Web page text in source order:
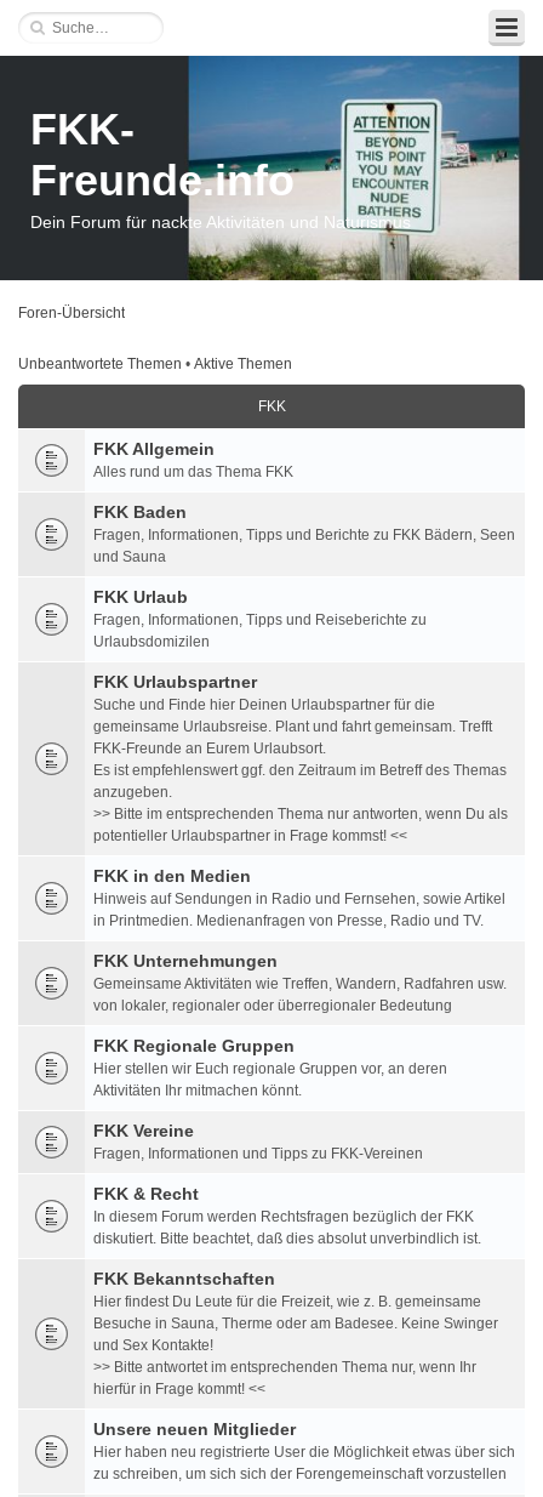
FKK-
Freunde.info
Dein Forum für nackte Aktivitäten und Naturismus
Foren-Übersicht
Unbeantwortete Themen • Aktive Themen
FKK
FKK Allgemein
Alles rund um das Thema FKK
FKK Baden
Fragen, Informationen, Tipps und Berichte zu FKK Bädern, Seen
und Sauna
FKK Urlaub
Fragen, Informationen, Tipps und Reiseberichte zu
Urlaubsdomizilen
FKK Urlaubspartner
Suche und Finde hier Deinen Urlaubspartner für die
gemeinsame Urlaubsreise. Plant und fahrt gemeinsam. Trefft
FKK-Freunde an Eurem Urlaubsort.
Es ist empfehlenswert ggf. den Zeitraum im Betreff des Themas
anzugeben.
>> Bitte im entsprechenden Thema nur antworten, wenn Du als
potentieller Urlaubspartner in Frage kommst! <<
FKK in den Medien
Hinweis auf Sendungen in Radio und Fernsehen, sowie Artikel
in Printmedien. Medienanfragen von Presse, Radio und TV.
FKK Unternehmungen
Gemeinsame Aktivitäten wie Treffen, Wandern, Radfahren usw.
von lokaler, regionaler oder überregionaler Bedeutung
FKK Regionale Gruppen
Hier stellen wir Euch regionale Gruppen vor, an deren
Aktivitäten Ihr mitmachen könnt.
FKK Vereine
Fragen, Informationen und Tipps zu FKK-Vereinen
FKK & Recht
In diesem Forum werden Rechtsfragen bezüglich der FKK
diskutiert. Bitte beachtet, daß dies absolut unverbindlich ist.
FKK Bekanntschaften
Hier findest Du Leute für die Freizeit, wie z. B. gemeinsame
Besuche in Sauna, Therme oder am Badesee. Keine Swinger
und Sex Kontakte!
>> Bitte antwortet im entsprechenden Thema nur, wenn Ihr
hierfür in Frage kommt! <<
Unsere neuen Mitglieder
Hier haben neu registrierte User die Möglichkeit etwas über sich
zu schreiben, um sich sich der Forengemeinschaft vorzustellen